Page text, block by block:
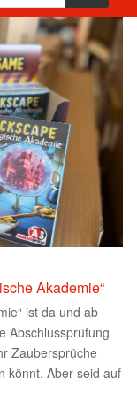
Akademie“
ist da und ab
Abschlussprüfung
Zaubersprüche
könnt. Aber seid auf